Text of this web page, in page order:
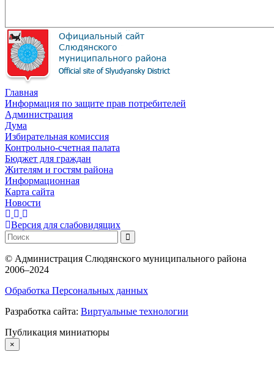
Главная
Информация по защите прав потребителей
Администрация
Дума
Избирательная комиссия
Контрольно-счетная палата
Бюджет для граждан
Жителям и гостям района
Информационная
Карта сайта
Новости
Версия для слабовидящих
© Администрация Слюдянского муниципального района
2006–2024
Обработка Персональных данных
Разработка сайта: Виртуальные технологии
Публикация миниатюры
×